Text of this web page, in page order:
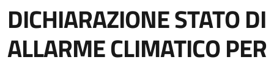
DICHIARAZIONE STATO DI
ALLARME CLIMATICO PER